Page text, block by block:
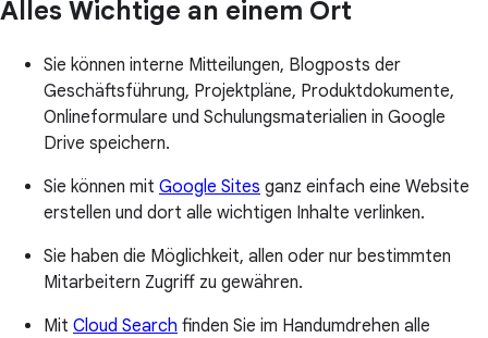
Alles Wichtige an einem Ort
Sie können interne Mitteilungen, Blogposts der
Geschäftsführung, Projektpläne, Produktdokumente,
Onlineformulare und Schulungsmaterialien in Google
Drive speichern.
Sie können mit Google Sites ganz einfach eine Website
erstellen und dort alle wichtigen Inhalte verlinken.
Sie haben die Möglichkeit, allen oder nur bestimmten
Mitarbeitern Zugriff zu gewähren.
Mit Cloud Search finden Sie im Handumdrehen alle